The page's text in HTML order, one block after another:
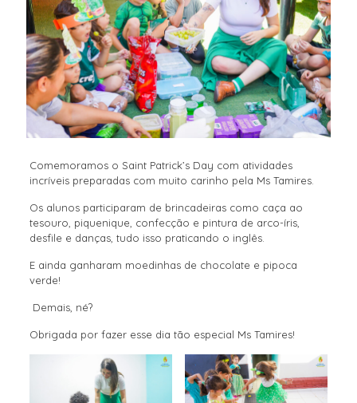
Comemoramos o Saint Patrick’s Day com atividades
incríveis preparadas com muito carinho pela Ms Tamires.
Os alunos participaram de brincadeiras como caça ao
tesouro, piquenique, confecção e pintura de arco-íris,
desfile e danças, tudo isso praticando o inglês.
E ainda ganharam moedinhas de chocolate e pipoca
verde!
Demais, né?
Obrigada por fazer esse dia tão especial Ms Tamires!